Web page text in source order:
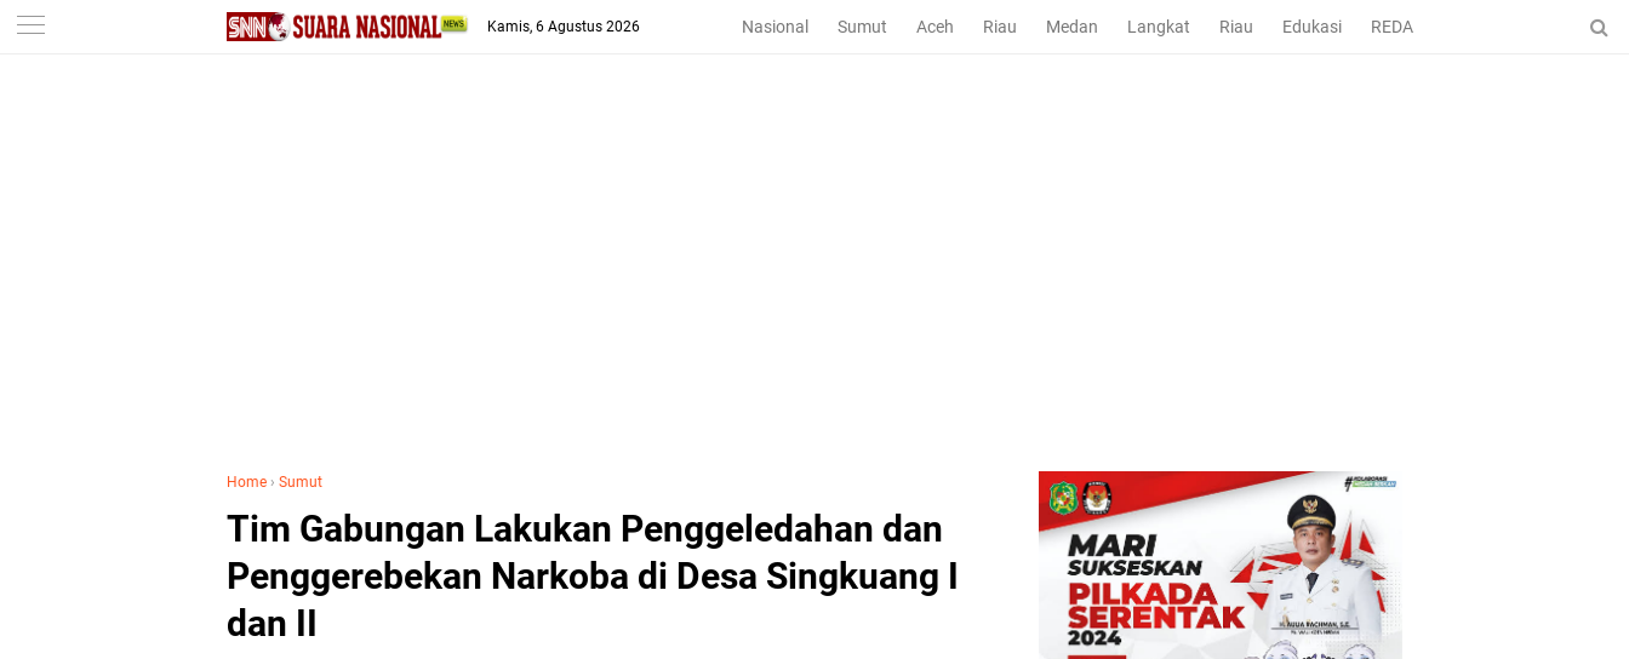
-->
Kamis, 6 Agustus 2026 Nasional Sumut Aceh Riau Medan Langkat Riau Edukasi REDAKSI
Home › Sumut
Tim Gabungan Lakukan Penggeledahan dan
Penggerebekan Narkoba di Desa Singkuang I
dan II